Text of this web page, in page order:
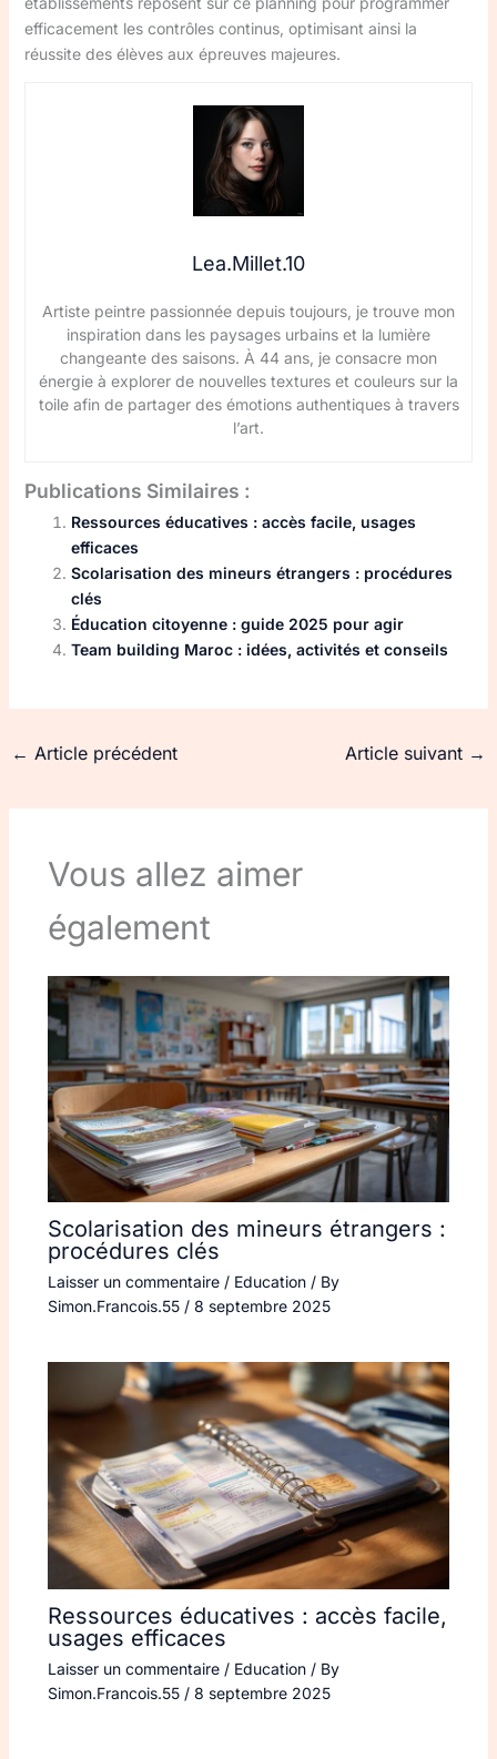
efficacement les contrôles continus, optimisant ainsi la
réussite des élèves aux épreuves majeures.
Lea.Millet.10
Artiste peintre passionnée depuis toujours, je trouve mon
inspiration dans les paysages urbains et la lumière
changeante des saisons. À 44 ans, je consacre mon
énergie à explorer de nouvelles textures et couleurs sur la
toile afin de partager des émotions authentiques à travers
l’art.
Publications Similaires :
Ressources éducatives : accès facile, usages
efficaces
Scolarisation des mineurs étrangers : procédures
clés
Éducation citoyenne : guide 2025 pour agir
Team building Maroc : idées, activités et conseils
← Article précédent Article suivant →
Vous allez aimer
également
Scolarisation des mineurs étrangers :
procédures clés
Laisser un commentaire / Education/ By
Simon.Francois.55 / 8 septembre 2025
Ressources éducatives : accès facile,
usages efficaces
Laisser un commentaire / Education/ By
Simon.Francois.55 / 8 septembre 2025